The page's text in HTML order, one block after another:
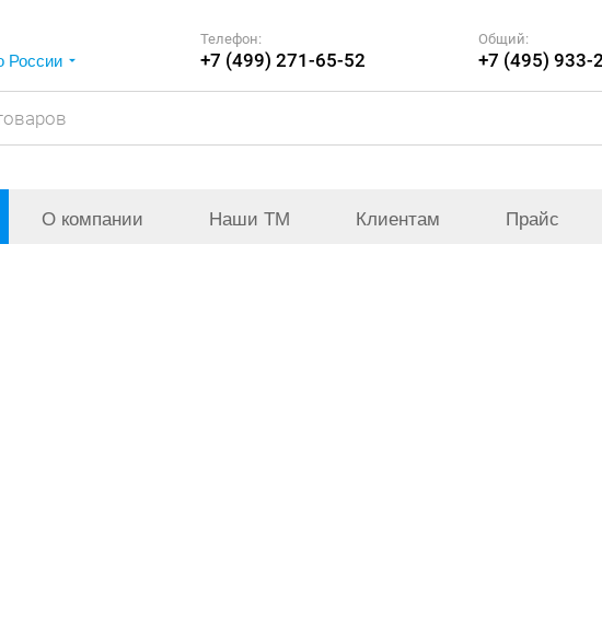
России
Телефон:
+7 (499) 271-65-52
Общий:
+7 (495) 933-
О компании Наши ТМ Клиентам Прайс